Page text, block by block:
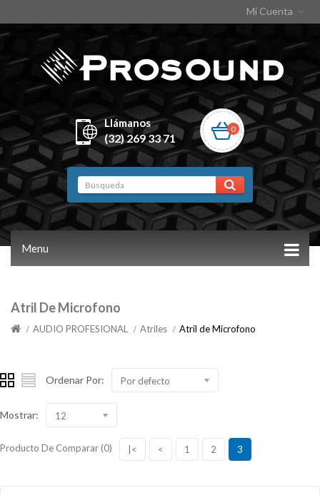
Mi Cuenta
Llámanos
(32) 269 33 71
0
Menu
Atril De Microfono
AUDIO PROFESIONAL Atriles Atril de Microfono
Ordenar Por: Por defecto
Mostrar: 12
Producto De Comparar (0) |< < 1 2 3